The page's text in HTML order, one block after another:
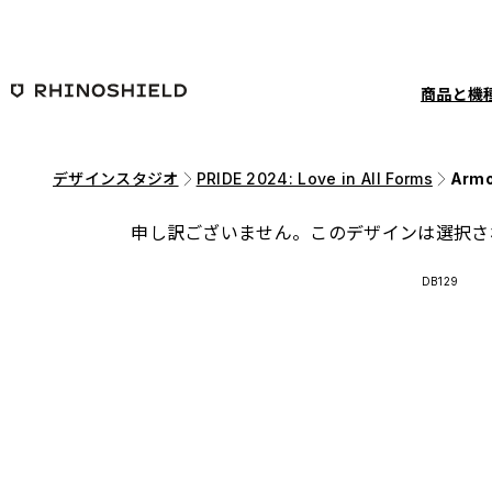
商品と機
デザインスタジオ PRIDE 2024: Love in All Forms
申し訳ございません。このデザインは選択
DB129